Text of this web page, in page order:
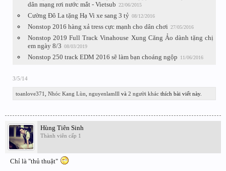
dân mạng rơi nước mắt - Vietsub 22/06/2015
Cường Đô La tặng Hạ Vi xe sang 3 tỷ 08/12/2016
Nonstop 2016 hàng xả tress cực mạnh cho dân chơi 27/05/2016
Nonstop 2019 Full Track Vinahouse Xung Căng Ảo dành tặng chị
em ngày 8/3 08/03/2019
Nonstop 250 track EDM 2016 sẽ làm bạn choáng ngộp 11/06/2016
3/5/14
toanlove371 Nhóc Kang Lùn nguyenlamlll và 2 người khác thích bài viết này.
Hùng Tiên Sinh
Thành viên cấp 1
Chỉ là "thủ thuật"